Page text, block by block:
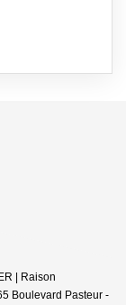
| Raison
Boulevard Pasteur -